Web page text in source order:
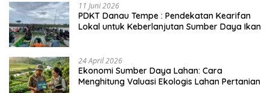
11 Juni 2026
PDKT Danau Tempe : Pendekatan Kearifan
Lokal untuk Keberlanjutan Sumber Daya Ikan
24 April 2026
Ekonomi Sumber Daya Lahan: Cara
Menghitung Valuasi Ekologis Lahan Pertanian